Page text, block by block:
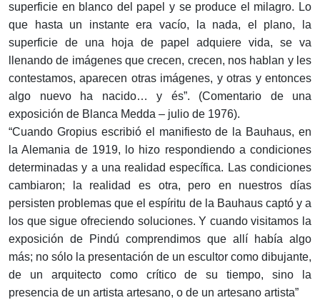
superficie en blanco del papel y se produce el milagro. Lo
que hasta un instante era vacío, la nada, el plano, la
superficie de una hoja de papel adquiere vida, se va
llenando de imágenes que crecen, crecen, nos hablan y les
contestamos, aparecen otras imágenes, y otras y entonces
algo nuevo ha nacido… y és”. (Comentario de una
exposición de Blanca Medda – julio de 1976).
“Cuando Gropius escribió el manifiesto de la Bauhaus, en
la Alemania de 1919, lo hizo respondiendo a condiciones
determinadas y a una realidad específica. Las condiciones
cambiaron; la realidad es otra, pero en nuestros días
persisten problemas que el espíritu de la Bauhaus captó y a
los que sigue ofreciendo soluciones. Y cuando visitamos la
exposición de Pindú comprendimos que allí había algo
más; no sólo la presentación de un escultor como dibujante,
de un arquitecto como crítico de su tiempo, sino la
presencia de un artista artesano, o de un artesano artista”